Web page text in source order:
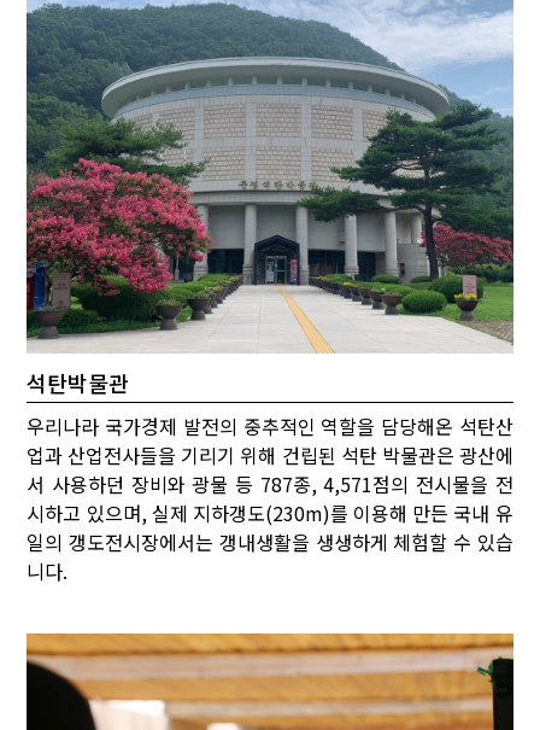
석탄박물관
우리나라 국가경제 발전의 중추적인 역할을 담당해온 석탄산
업과 산업전사들을 기리기 위해 건립된 석탄 박물관은 광산에
서 사용하던 장비와 광물 등 787종, 4,571점의 전시물을 전
시하고 있으며, 실제 지하갱도(230m)를 이용해 만든 국내 유
일의 갱도전시장에서는 갱내생활을 생생하게 체험할 수 있습
니다.